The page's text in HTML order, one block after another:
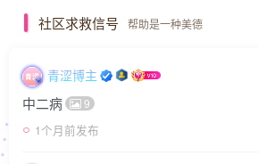
社区求救信号 帮助是一种美德
青涩博主
中二病 9
1个月前发布